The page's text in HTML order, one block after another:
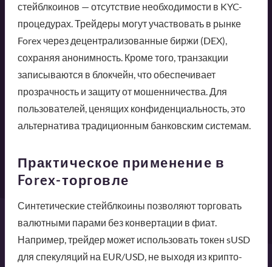
стейблкоинов — отсутствие необходимости в KYC-
процедурах. Трейдеры могут участвовать в рынке
Forex через децентрализованные биржи (DEX),
сохраняя анонимность. Кроме того, транзакции
записываются в блокчейн, что обеспечивает
прозрачность и защиту от мошенничества. Для
пользователей, ценящих конфиденциальность, это
альтернатива традиционным банковским системам.
Практическое применение в
Forex-торговле
Синтетические стейблкоины позволяют торговать
валютными парами без конвертации в фиат.
Например, трейдер может использовать токен sUSD
для спекуляций на EUR/USD, не выходя из крипто-